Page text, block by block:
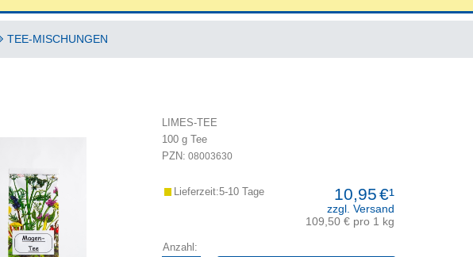
TEE-MISCHUNGEN
LIMES-TEE
100 gTee
PZN: 08003630
10,95€¹
zzgl. Versand
109,50 € pro 1 kg
Lieferzeit:5-10 Tage
Anzahl: